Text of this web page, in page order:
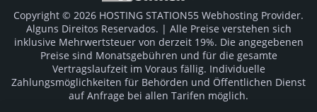
Copyright © 2026 HOSTING STATION55 Webhosting Provider.
Alguns Direitos Reservados. | Alle Preise verstehen sich
inklusive Mehrwertsteuer von derzeit 19%. Die angegebenen
Preise sind Monatsgebühren und für die gesamte
Vertragslaufzeit im Voraus fällig. Individuelle
Zahlungsmöglichkeiten für Behörden und Öffentlichen Dienst
auf Anfrage bei allen Tarifen möglich.